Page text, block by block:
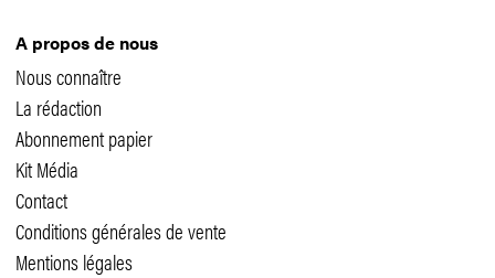
A propos de nous
Nous connaître
La rédaction
Abonnement papier
Kit Média
Contact
Conditions générales de vente
Mentions légales